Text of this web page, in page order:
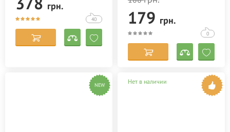
грн.
40 179 грн.
0
NEW Нет в наличии